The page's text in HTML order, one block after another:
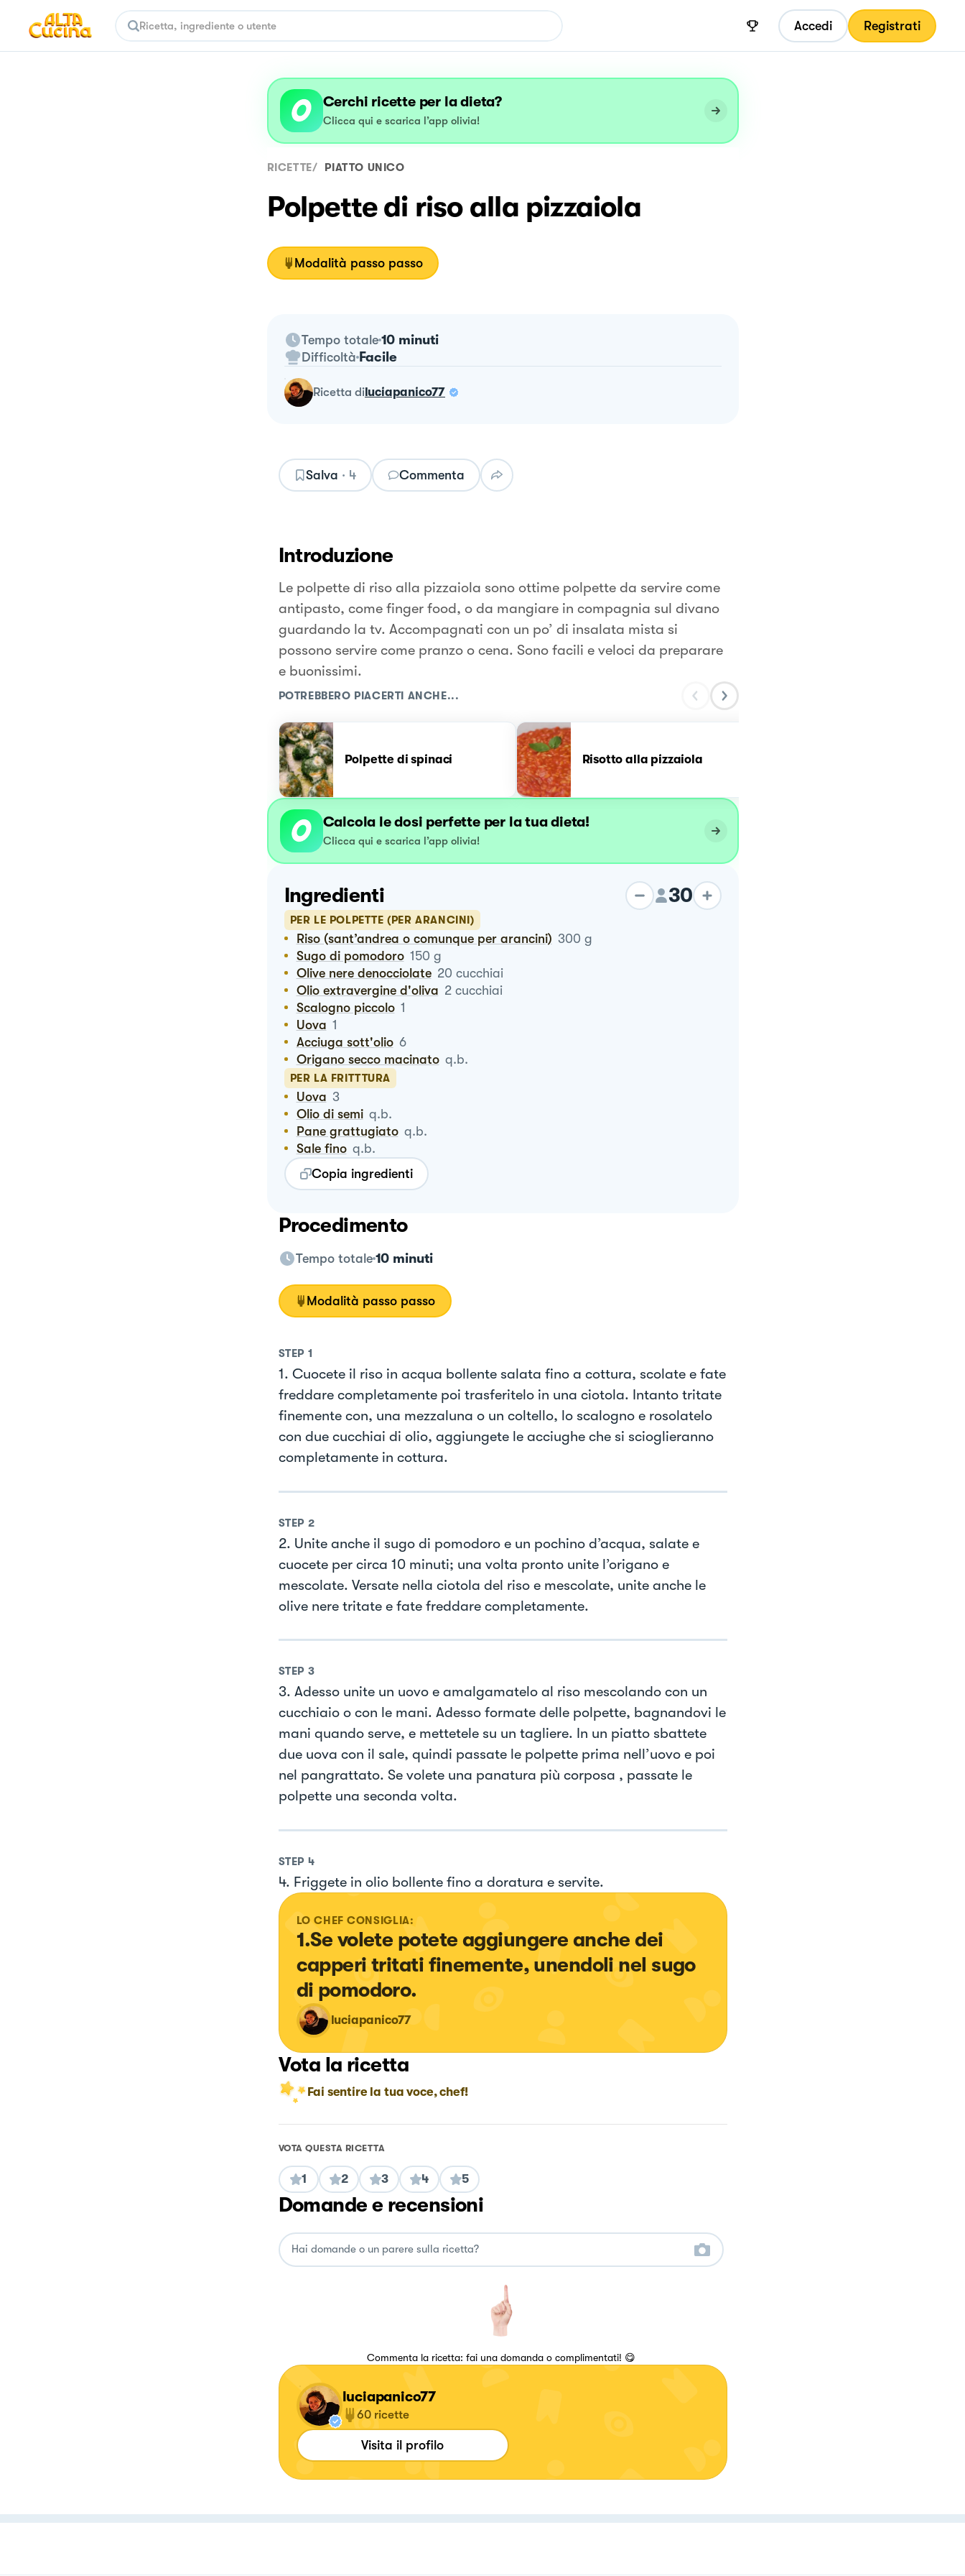
Accedi Registrati
Cerchi ricette per la dieta?
Clicca qui e scarica l’app olivia!
RICETTE/ PIATTO UNICO
Polpette di riso alla pizzaiola
Modalità passo passo
Tempo totale 10 minuti
Difficoltà Facile
ricetta diluciapanico77
Salva · 4 Commenta
Introduzione
Le polpette di riso alla pizzaiola sono ottime polpette da servire come
antipasto, come finger food, o da mangiare in compagnia sul divano
guardando la tv. Accompagnati con un po’ di insalata mista si
possono servire come pranzo o cena. Sono facili e veloci da preparare
e buonissimi.
POTREBBERO PIACERTI ANCHE...
Polpette di spinaci Risotto alla pizzaiola
Calcola le dosi perfette per la tua dieta!
Clicca qui e scarica l’app olivia!
Ingredienti 30
PER LE POLPETTE (PER ARANCINI)
Riso (sant’andrea o comunque per arancini) 300 g
Sugo di pomodoro 150 g
Olive nere denocciolate 20 cucchiai
Olio extravergine d'oliva 2 cucchiai
Scalogno piccolo 1
Uova 1
Acciuga sott'olio 6
Origano secco macinato q.b.
PER LA FRITTTURA
Uova 3
Olio di semi q.b.
Pane grattugiato q.b.
Sale fino q.b.
Copia ingredienti
Procedimento
Tempo totale 10 minuti
Modalità passo passo
STEP 1
1. Cuocete il riso in acqua bollente salata fino a cottura, scolate e fate
freddare completamente poi trasferitelo in una ciotola. Intanto tritate
finemente con, una mezzaluna o un coltello, lo scalogno e rosolatelo
con due cucchiai di olio, aggiungete le acciughe che si scioglieranno
completamente in cottura.
STEP 2
2. Unite anche il sugo di pomodoro e un pochino d’acqua, salate e
cuocete per circa 10 minuti; una volta pronto unite l’origano e
mescolate. Versate nella ciotola del riso e mescolate, unite anche le
olive nere tritate e fate freddare completamente.
STEP 3
3. Adesso unite un uovo e amalgamatelo al riso mescolando con un
cucchiaio o con le mani. Adesso formate delle polpette, bagnandovi le
mani quando serve, e mettetele su un tagliere. In un piatto sbattete
due uova con il sale, quindi passate le polpette prima nell’uovo e poi
nel pangrattato. Se volete una panatura più corposa , passate le
polpette una seconda volta.
STEP 4
4. Friggete in olio bollente fino a doratura e servite.
LO CHEF CONSIGLIA:
1.Se volete potete aggiungere anche dei
capperi tritati finemente, unendoli nel sugo
di pomodoro.
luciapanico77
Vota la ricetta
Fai sentire la tua voce, chef!
VOTA QUESTA RICETTA
1 2 3 4 5
Domande e recensioni
Commenta la ricetta: fai una domanda o complimentati! 😋
luciapanico77
60 ricette
Visita il profilo